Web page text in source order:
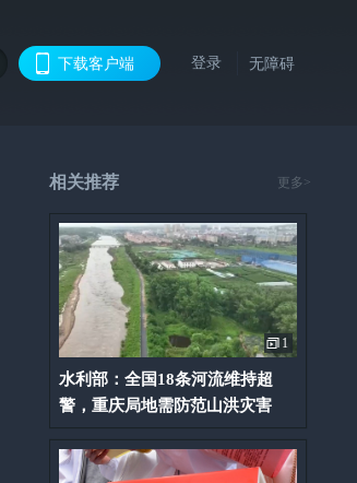
下载客户端 登录 无障碍
相关推荐 更多>
1
水利部：全国18条河流维持超
警，重庆局地需防范山洪灾害